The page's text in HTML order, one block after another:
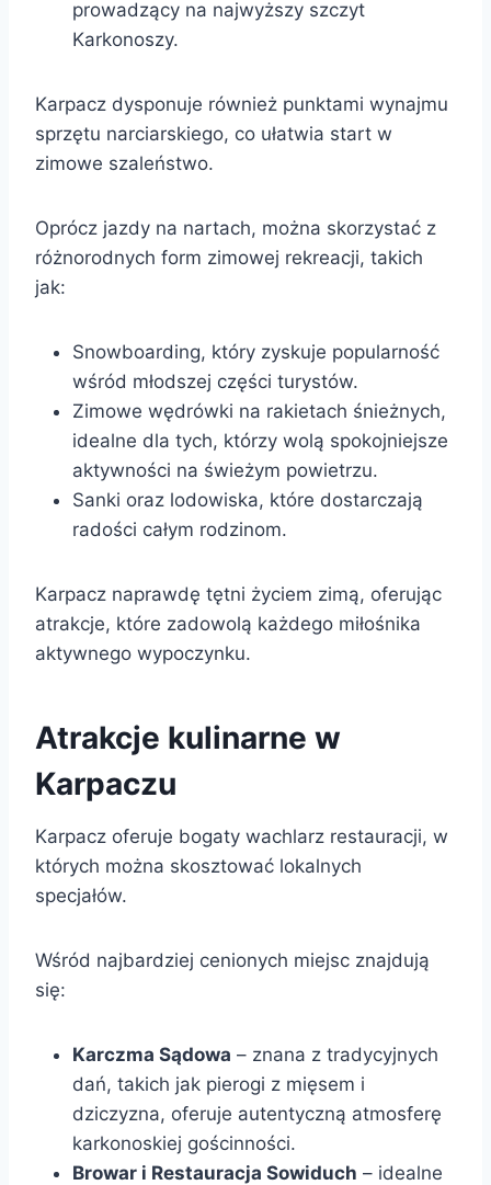
prowadzący na najwyższy szczyt
Karkonoszy.
Karpacz dysponuje również punktami wynajmu
sprzętu narciarskiego, co ułatwia start w
zimowe szaleństwo.
Oprócz jazdy na nartach, można skorzystać z
różnorodnych form zimowej rekreacji, takich
jak:
Snowboarding, który zyskuje popularność
wśród młodszej części turystów.
Zimowe wędrówki na rakietach śnieżnych,
idealne dla tych, którzy wolą spokojniejsze
aktywności na świeżym powietrzu.
Sanki oraz lodowiska, które dostarczają
radości całym rodzinom.
Karpacz naprawdę tętni życiem zimą, oferując
atrakcje, które zadowolą każdego miłośnika
aktywnego wypoczynku.
Atrakcje kulinarne w
Karpaczu
Karpacz oferuje bogaty wachlarz restauracji, w
których można skosztować lokalnych
specjałów.
Wśród najbardziej cenionych miejsc znajdują
się:
Karczma Sądowa – znana z tradycyjnych
dań, takich jak pierogi z mięsem i
dziczyzna, oferuje autentyczną atmosferę
karkonoskiej gościnności.
Browar i Restauracja Sowiduch – idealne